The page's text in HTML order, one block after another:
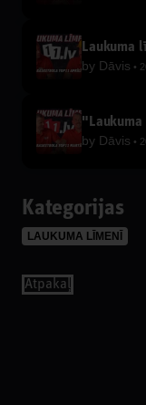
Laukuma
by Dāvis
by Dāvis
Kategorijas
LAUKUMA LĪMENĪ
Аtpakaļ